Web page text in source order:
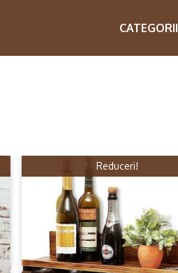
CATEGORII
Reduceri!